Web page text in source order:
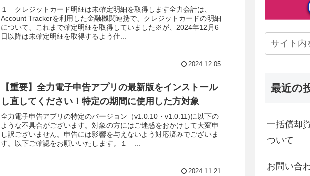
１ クレジットカード明細は未確定明細を取得します全力会計は、
Account Trackerを利用した金融機関連携で、クレジットカードの明細
について、これまで確定明細を取得していました※が、2024年12月6
日以降は未確定明細を取得するよう仕...
2024.12.05
【重要】全力電子申告アプリの最新版をインストール
し直してください！特定の期間に使用した方対象
全力電子申告アプリの特定のバージョン（v1.0.10・v1.0.11)に以下の
ような不具合がございます。対象の方にはご迷惑をおかけして大変申
し訳ございません。申告には影響を与えないよう対応済みでございま
す。以下ご確認をお願いいたします。１ ...
2024.11.21
最近の
一括償却
ついて
お問い合